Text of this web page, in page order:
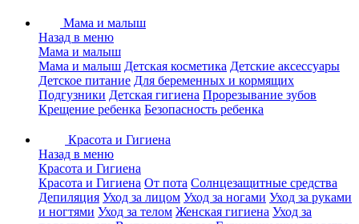
Мама и малыш
Назад в меню
Мама и малыш
Мама и малыш Детская косметика Детские аксессуары
Детское питание Для беременных и кормящих
Подгузники Детская гигиена Прорезывание зубов
Крещение ребенка Безопасность ребенка
Красота и Гигиена
Назад в меню
Красота и Гигиена
Красота и Гигиена От пота Солнцезащитные средства
Депиляция Уход за лицом Уход за ногами Уход за руками
и ногтями Уход за телом Женская гигиена Уход за